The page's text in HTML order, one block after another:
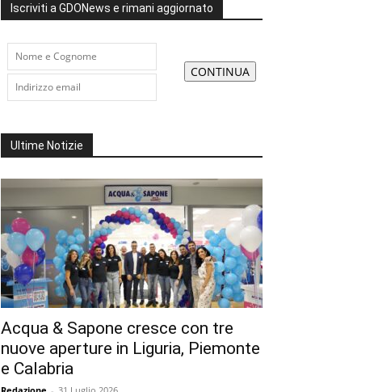
Iscriviti a GDONews e rimani aggiornato
Ultime Notizie
Acqua & Sapone cresce con tre
nuove aperture in Liguria, Piemonte
e Calabria